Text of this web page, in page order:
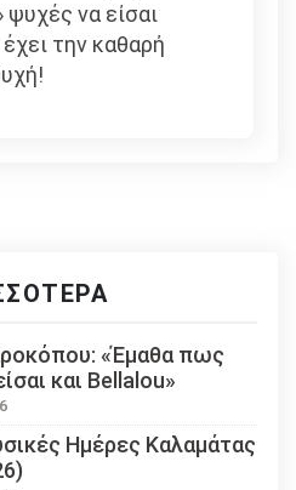
να είσαι
την καθαρή
«Έμαθα πως
και Bellalou»
Ημέρες Καλαμάτας